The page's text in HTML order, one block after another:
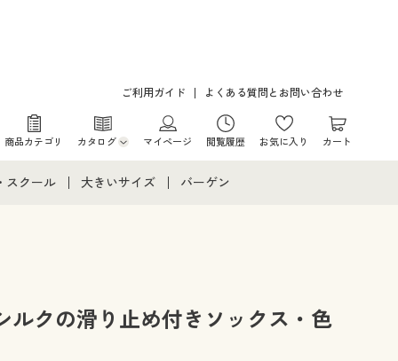
ご利用ガイド よくある質問とお問い合わせ
商品カテゴリ カタログ
カタログ・チラシからのご注文
マイページ 閲覧履歴 お気に入り カート
スクール
スクールすべて
ア・ティーンズ下着
大きいサイズ
大きいサイズ レディース下着
バーゲン
ルクの滑り止め付きソックス・色